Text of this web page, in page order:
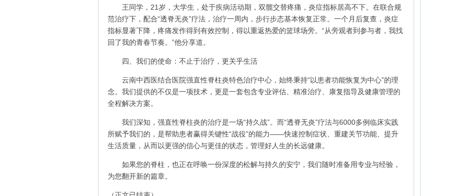
王同学，21岁，大学生，处于疾病活动期，双髋交替疼痛，炎症指标居高不下。在联合规
范治疗下，配合“透脊无炎”疗法，治疗一周内，步行步态基本恢复正常。一个月后复查，炎症
指标显著下降，疼痛发作得到有效控制，得以重返热爱的篮球场旁。“从旁观者到参与者，我找
回了我的青春节奏。”他分享道。
四、我们的使命：不止于治疗，更关乎生活
云南中西医结合医院强直性脊柱炎特色治疗中心，始终秉持“以患者功能恢复为中心”的理
念。我们提供的不仅是一项技术，更是一套包含专业评估、精准治疗、康复指导及健康管理的
全程解决方案。
我们深知，强直性脊柱炎的治疗是一场“持久战”。而“透脊无炎”疗法与6000多例临床实践
所赋予我们的，是帮助患者赢得关键性“战役”的能力——快速控制症状、重建关节功能、提升
生活质量，从而以更强的信心与更佳的状态，管理好人生的长远健康。
如果您的脊柱，也正在呼唤一份深度的松解与持久的安宁，我们随时准备用专业与经验，
为您翻开新的篇章。